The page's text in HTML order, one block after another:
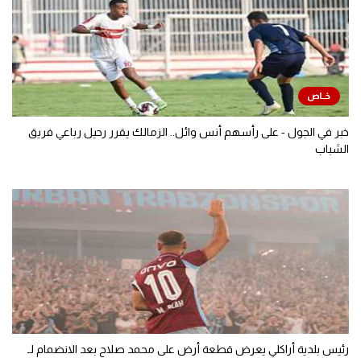
خبر في الجول - على رأسهم أنس وائل.. الزمالك يقرر رحيل رباعي فريق
الشباب
رئيس بلدية أراكلي يعرض قطعة أرض على محمد صلاح بعد الانضمام لـ